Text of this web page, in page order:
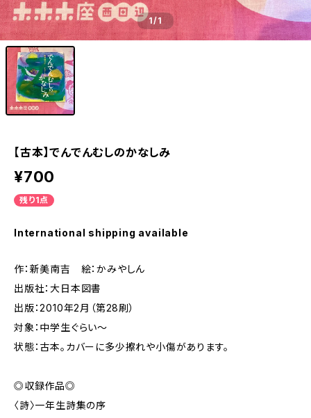
1/1
【古本】でんでんむしのかなしみ
¥700
残り1点
International shipping available
作：新美南吉 絵：かみやしん
出版社：大日本図書
出版：2010年2月（第28刷）
対象：中学生ぐらい～
状態：古本。カバーに多少擦れや小傷があります。
◎収録作品◎
〈詩〉一年生詩集の序